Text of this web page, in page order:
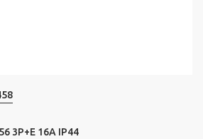
3P+E 16A IP44